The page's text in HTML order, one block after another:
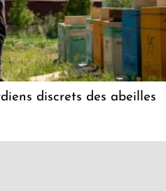
discrets des abeilles